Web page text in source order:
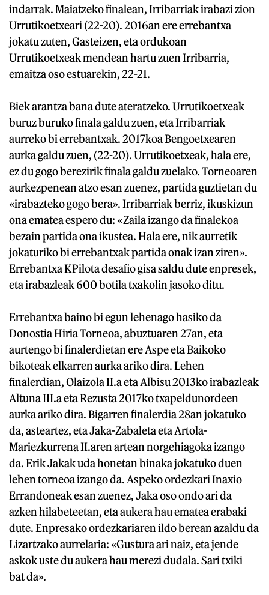
indarrak. Maiatzeko finalean, Irribarriak irabazi zion
Urrutikoetxeari (22-20). 2016an ere errebantxa
jokatu zuten, Gasteizen, eta ordukoan
Urrutikoetxeak mendean hartu zuen Irribarria,
emaitza oso estuarekin, 22-21.
Biek arantza bana dute ateratzeko. Urrutikoetxeak
buruz buruko finala galdu zuen, eta Irribarriak
aurreko bi errebantxak. 2017koa Bengoetxearen
aurka galdu zuen, (22-20). Urrutikoetxeak, hala ere,
ez du gogo berezirik finala galdu zuelako. Torneoaren
aurkezpenean atzo esan zuenez, partida guztietan du
«irabazteko gogo bera». Irribarriak berriz, ikuskizun
ona ematea espero du: «Zaila izango da finalekoa
bezain partida ona ikustea. Hala ere, nik aurretik
jokaturiko bi errebantxak partida onak izan ziren».
Errebantxa KPilota desafio gisa saldu dute enpresek,
eta irabazleak 600 botila txakolin jasoko ditu.
Errebantxa baino bi egun lehenago hasiko da
Donostia Hiria Torneoa, abuztuaren 27an, eta
aurtengo bi finalerdietan ere Aspe eta Baikoko
bikoteak elkarren aurka ariko dira. Lehen
finalerdian, Olaizola II.a eta Albisu 2013ko irabazleak
Altuna III.a eta Rezusta 2017ko txapeldunordeen
aurka ariko dira. Bigarren finalerdia 28an jokatuko
da, asteartez, eta Jaka-Zabaleta eta Artola-
Mariezkurrena II.aren artean norgehiagoka izango
da. Erik Jakak uda honetan binaka jokatuko duen
lehen torneoa izango da. Aspeko ordezkari Inaxio
Errandoneak esan zuenez, Jaka oso ondo ari da
azken hilabeteetan, eta aukera hau ematea erabaki
dute. Enpresako ordezkariaren ildo berean azaldu da
Lizartzako aurrelaria: «Gustura ari naiz, eta jende
askok uste du aukera hau merezi dudala. Sari txiki
bat da».